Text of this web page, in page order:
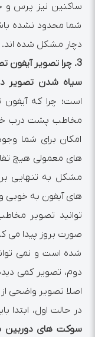
ساکنین نیز پرس و
شما محدود نشده
دچار مشکل شده اند.
3. چرا تصویر آیفون
سیاه شدن تصویر
است؛ چرا که
مخاطب پشت درب
امکان برای شما
های معمولی هیچ
مشکل به تنهایی
های آیفون به خوبی
توانید تصویر
صورت بروز پیدا می
شده است و نمی
دوم، تصویر کمی
اصلا تصویر واضحی
در حالت اول، ابتدا
سوکت های دوربین